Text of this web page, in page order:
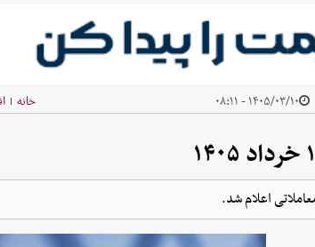
۱۴۰۵/۰۳/۱۰ - ۰۸:۱۱ خانه |